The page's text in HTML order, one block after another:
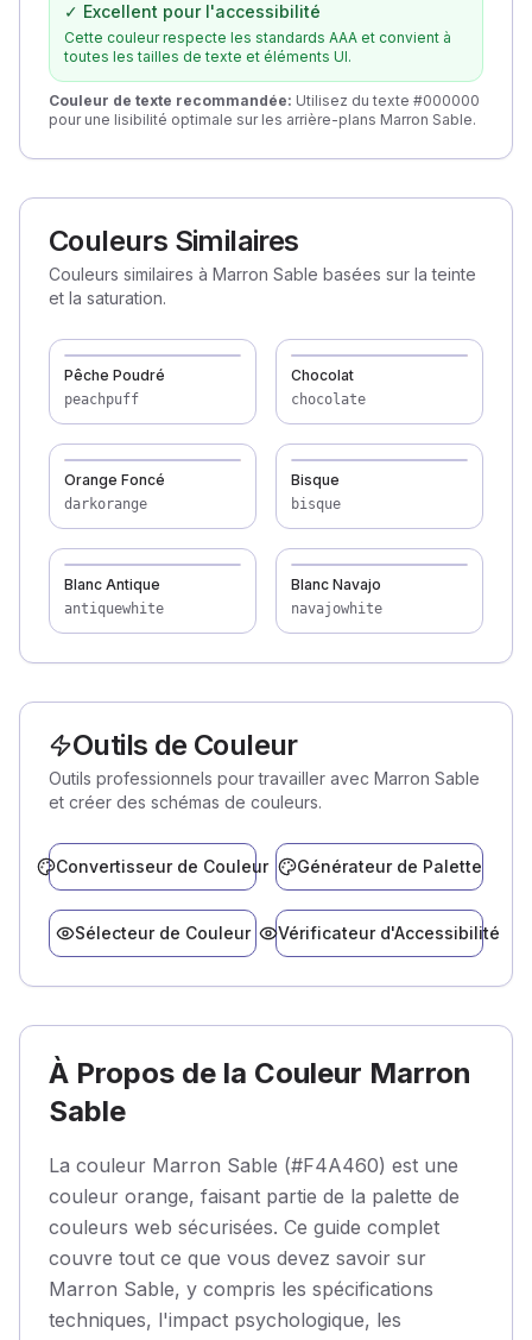
✓ Excellent pour l'accessibilité
Cette couleur respecte les standards AAA et convient à
toutes les tailles de texte et éléments UI.
Couleur de texte recommandée: Utilisez du texte #000000
pour une lisibilité optimale sur les arrière-plans Marron Sable.
Couleurs Similaires
Couleurs similaires à Marron Sable basées sur la teinte
et la saturation.
Pêche Poudré
peachpuff
Chocolat
chocolate
Orange Foncé
darkorange
Bisque
bisque
Blanc Antique
antiquewhite
Blanc Navajo
navajowhite
Outils de Couleur
Outils professionnels pour travailler avec Marron Sable
et créer des schémas de couleurs.
Convertisseur de Couleur Générateur de Palette
Sélecteur de Couleur Vérificateur d'Accessibilité
À Propos de la Couleur Marron
Sable
La couleur Marron Sable (#F4A460) est une
couleur orange, faisant partie de la palette de
couleurs web sécurisées. Ce guide complet
couvre tout ce que vous devez savoir sur
Marron Sable, y compris les spécifications
techniques, l'impact psychologique, les